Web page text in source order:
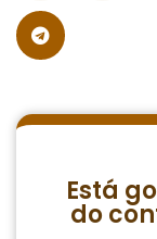
Está
do